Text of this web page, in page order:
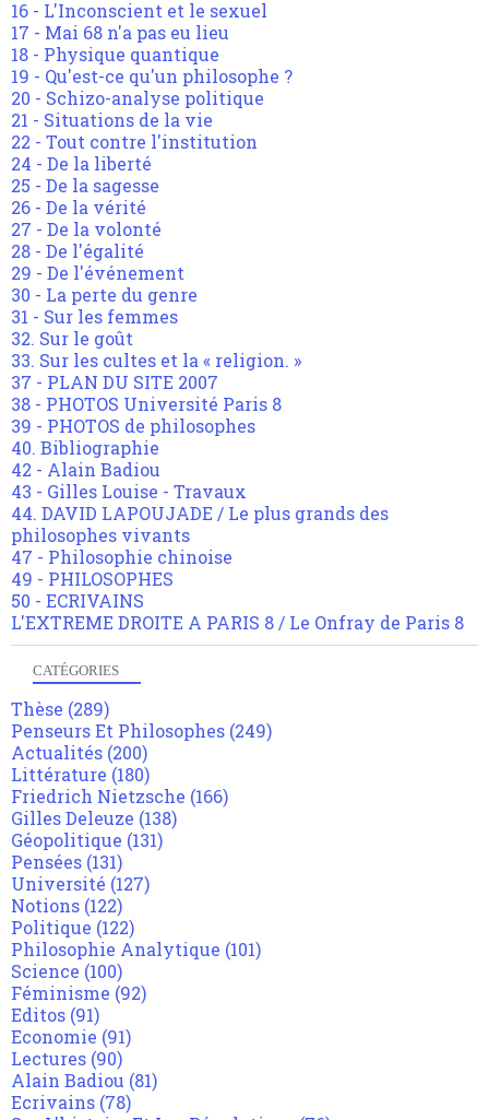
16 - L'Inconscient et le sexuel
17 - Mai 68 n'a pas eu lieu
18 - Physique quantique
19 - Qu'est-ce qu'un philosophe ?
20 - Schizo-analyse politique
21 - Situations de la vie
22 - Tout contre l'institution
24 - De la liberté
25 - De la sagesse
26 - De la vérité
27 - De la volonté
28 - De l'égalité
29 - De l'événement
30 - La perte du genre
31 - Sur les femmes
32. Sur le goût
33. Sur les cultes et la « religion. »
37 - PLAN DU SITE 2007
38 - PHOTOS Université Paris 8
39 - PHOTOS de philosophes
40. Bibliographie
42 - Alain Badiou
43 - Gilles Louise - Travaux
44. DAVID LAPOUJADE / Le plus grands des
philosophes vivants
47 - Philosophie chinoise
49 - PHILOSOPHES
50 - ECRIVAINS
L'EXTREME DROITE A PARIS 8 / Le Onfray de Paris 8
CATÉGORIES
Thèse (289)
Penseurs Et Philosophes (249)
Actualités (200)
Littérature (180)
Friedrich Nietzsche (166)
Gilles Deleuze (138)
Géopolitique (131)
Pensées (131)
Université (127)
Notions (122)
Politique (122)
Philosophie Analytique (101)
Science (100)
Féminisme (92)
Editos (91)
Economie (91)
Lectures (90)
Alain Badiou (81)
Ecrivains (78)